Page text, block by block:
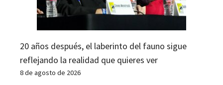
20 años después, el laberinto del fauno sigue
reflejando la realidad que quieres ver
8 de agosto de 2026